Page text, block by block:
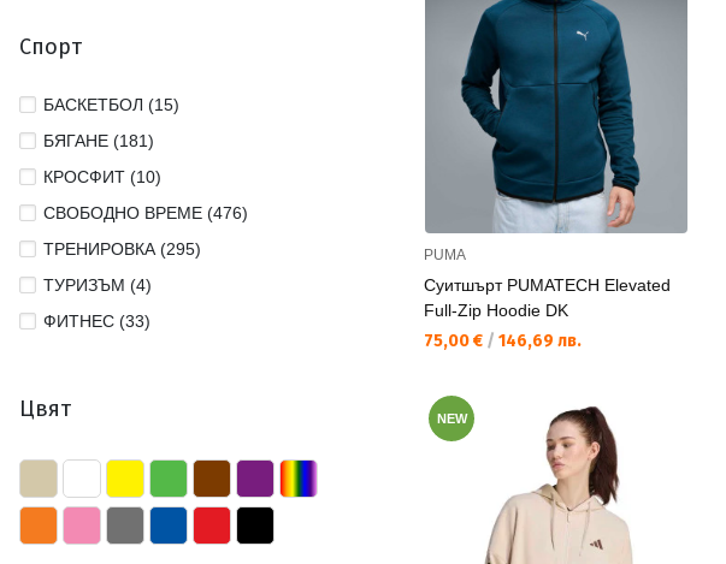
Спорт
БАСКЕТБОЛ (15)
БЯГАНЕ (181)
КРОСФИТ (10)
СВОБОДНО ВРЕМЕ (476)
ТРЕНИРОВКА (295)
ТУРИЗЪМ (4)
ФИТНЕС (33)
Цвят
PUMA
Суитшърт PUMATECH Elevated
Full-Zip Hoodie DK
Текуща цена:
75,00 € / 146,69 лв.
NEW